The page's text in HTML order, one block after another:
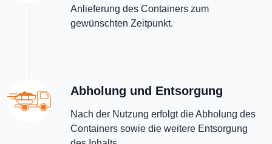
Anlieferung des Containers zum
gewünschten Zeitpunkt.
Abholung und Entsorgung
Nach der Nutzung erfolgt die Abholung des
Containers sowie die weitere Entsorgung